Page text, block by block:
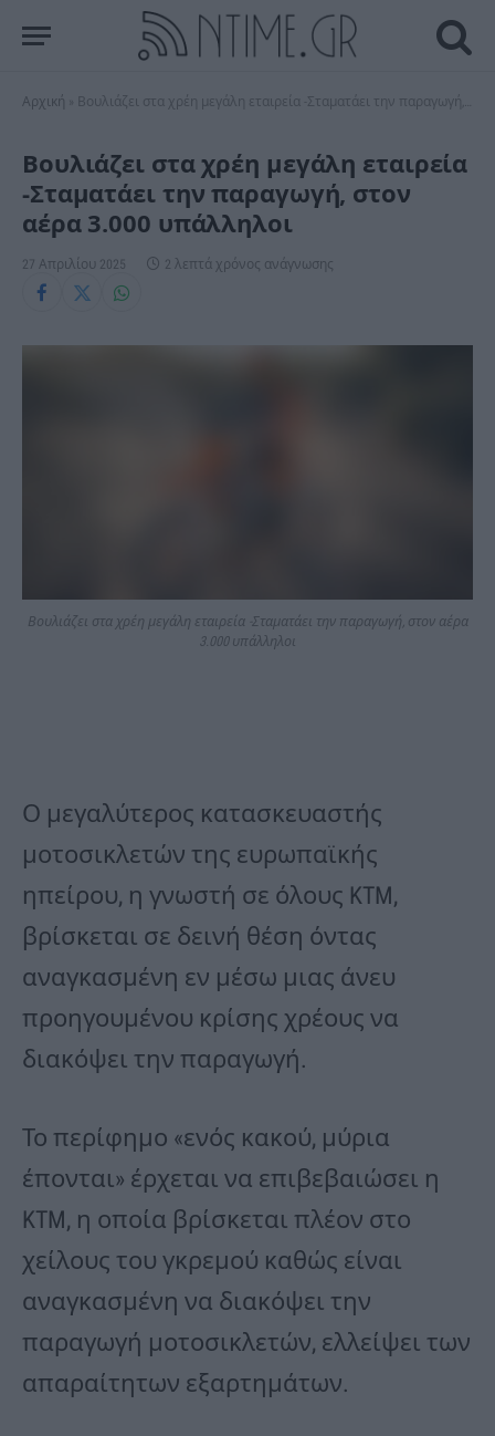
Αρχική Βουλιάζει στα χρέη μεγάλη εταιρεία -Σταματάει την παραγωγή, στον αέρα 3.000 υπάλληλοι
Βουλιάζει στα χρέη μεγάλη εταιρεία
-Σταματάει την παραγωγή, στον
αέρα 3.000 υπάλληλοι
27 Απριλίου 2025 2 λεπτά χρόνος ανάγνωσης
Βουλιάζει στα χρέη μεγάλη εταιρεία -Σταματάει την παραγωγή, στον αέρα
3.000 υπάλληλοι
Ο μεγαλύτερος κατασκευαστής
μοτοσικλετών της ευρωπαϊκής
ηπείρου, η γνωστή σε όλους KTM,
βρίσκεται σε δεινή θέση όντας
αναγκασμένη εν μέσω μιας άνευ
προηγουμένου κρίσης χρέους να
διακόψει την παραγωγή.
Το περίφημο «ενός κακού, μύρια
έπονται» έρχεται να επιβεβαιώσει η
KTM, η οποία βρίσκεται πλέον στο
χείλους του γκρεμού καθώς είναι
αναγκασμένη να διακόψει την
παραγωγή μοτοσικλετών, ελλείψει των
απαραίτητων εξαρτημάτων.